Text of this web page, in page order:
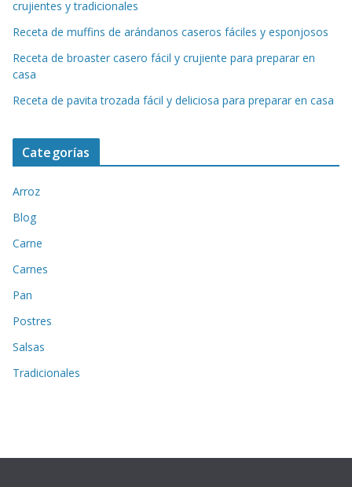
crujientes y tradicionales
Receta de muffins de arándanos caseros fáciles y esponjosos
Receta de broaster casero fácil y crujiente para preparar en
casa
Receta de pavita trozada fácil y deliciosa para preparar en casa
Categorías
Arroz
Blog
Carne
Carnes
Pan
Postres
Salsas
Tradicionales